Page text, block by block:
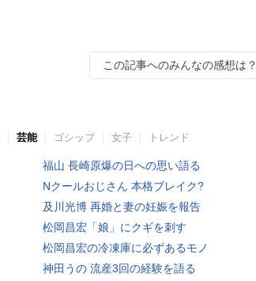
この記事へのみんなの感想は？
芸能 ゴシップ 女子 トレンド
福山 長崎原爆の日への思い語る
Nクールおじさん 本格ブレイク?
及川光博 再婚と妻の妊娠を報告
松岡昌宏「娘」にクギを刺す
松岡昌宏の冷凍庫に必ずあるモノ
神田うの 流産3回の経験を語る